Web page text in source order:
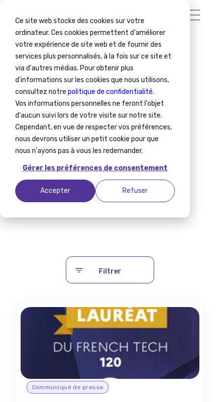
Ce site web stocke des cookies sur votre
ordinateur. Ces cookies permettent d'améliorer
votre expérience de site web et de fournir des
services plus personnalisés, à la fois sur ce site et
via d'autres médias. Pour obtenir plus
d'informations sur les cookies que nous utilisons,
consultez notre politique de confidentialité.
Vos informations personnelles ne feront l'objet
d'aucun suivi lors de votre visite sur notre site.
Cependant, en vue de respecter vos préférences,
nous devrons utiliser un petit cookie pour que
nous n'ayons pas à vous les redemander.
Gérer les préférences de consentement
Accepter Refuser
Nos
contenus les
plus récents
Filtrer
Communiqué de presse